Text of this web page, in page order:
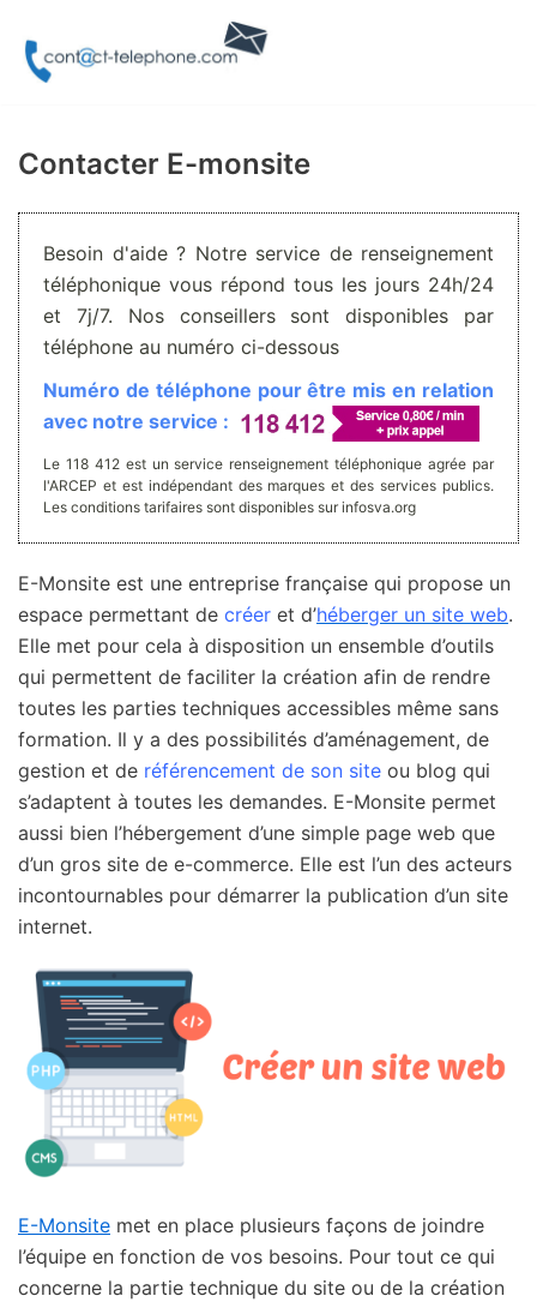
Aller
Contacter E-monsite
Besoin d'aide ? Notre service de renseignement
téléphonique vous répond tous les jours 24h/24
et 7j/7. Nos conseillers sont disponibles par
téléphone au numéro ci-dessous
Numéro de téléphone pour être mis en relation
avec notre service :
Le 118 412 est un service renseignement téléphonique agrée par
l'ARCEP et est indépendant des marques et des services publics.
Les conditions tarifaires sont disponibles sur infosva.org
E-Monsite est une entreprise française qui propose un
espace permettant de créer et d’héberger un site web.
Elle met pour cela à disposition un ensemble d’outils
qui permettent de faciliter la création afin de rendre
toutes les parties techniques accessibles même sans
formation. Il y a des possibilités d’aménagement, de
gestion et de référencement de son site ou blog qui
s’adaptent à toutes les demandes. E-Monsite permet
aussi bien l’hébergement d’une simple page web que
d’un gros site de e-commerce. Elle est l’un des acteurs
incontournables pour démarrer la publication d’un site
internet.
E-Monsite met en place plusieurs façons de joindre
l’équipe en fonction de vos besoins. Pour tout ce qui
concerne la partie technique du site ou de la création